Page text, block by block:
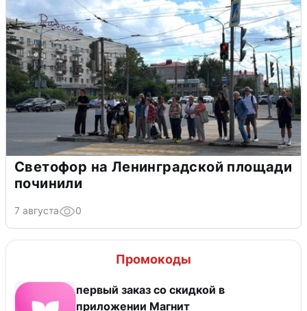
Светофор на Ленинградской площади
починили
7 августа 0
Промокоды
первый заказ со скидкой в
приложении Магнит